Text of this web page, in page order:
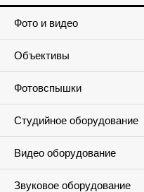
Фото и видео
Объективы
Фотовспышки
Студийное оборудование
Видео оборудование
Звуковое оборудование